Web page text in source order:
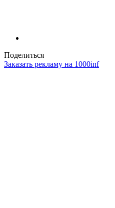
Поделиться
Заказать рекламу на 1000inf